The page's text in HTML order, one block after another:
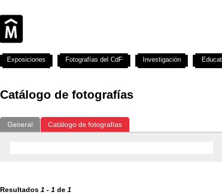
Catálogo de fotografías
General Catálogo de fotografías
Resultados 1 - 1 de 1
Exposiciones Fotografías del CdF Investigación